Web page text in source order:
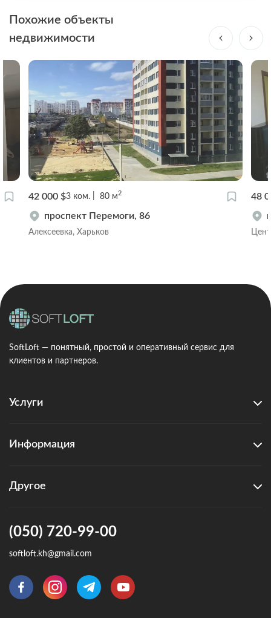
Похожие объекты
недвижимости
42 000 $3 ком. 80 м2
проспект Перемоги, 86
Алексеевка, Харьков
48
SoftLoft — понятный, простой и оперативный сервис для
клиентов и партнеров.
Услуги
Информация
Другое
(050) 720-99-00
softloft.kh@gmail.com